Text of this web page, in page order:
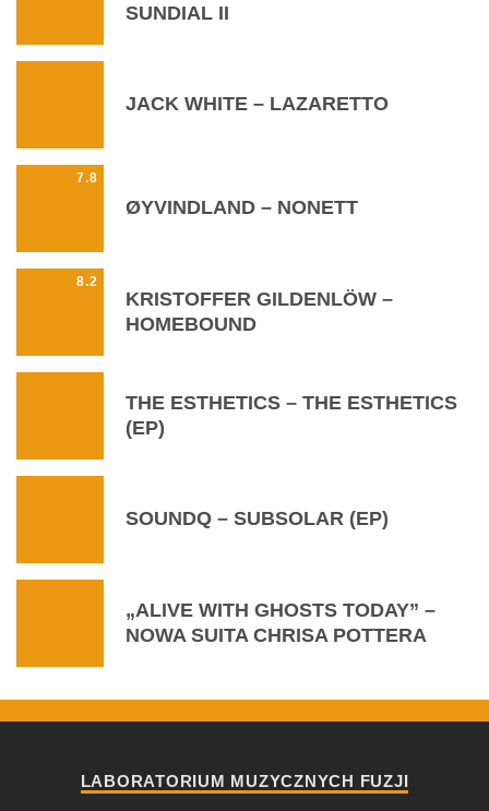
SUNDIAL II
JACK WHITE – LAZARETTO
7.8
ØYVINDLAND – NONETT
8.2
KRISTOFFER GILDENLÖW –
HOMEBOUND
THE ESTHETICS – THE ESTHETICS
(EP)
SOUNDQ – SUBSOLAR (EP)
„ALIVE WITH GHOSTS TODAY” –
NOWA SUITA CHRISA POTTERA
LABORATORIUM MUZYCZNYCH FUZJI